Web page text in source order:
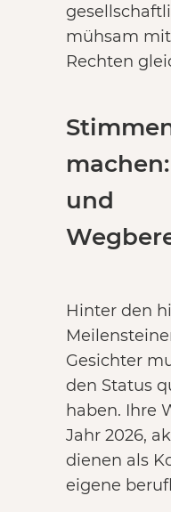
mühsam
Rechten
und
Hinter den
Gesichter
den Status
haben. Ihre
Jahr 2026,
dienen als
eigene